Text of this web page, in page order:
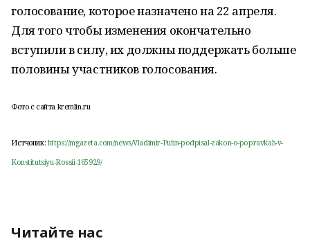
голосование, которое назначено на 22 апреля.
Для того чтобы изменения окончательно
вступили в силу, их должны поддержать больше
половины участников голосования.
Фото с сайта kremlin.ru
Истчоник: https://mgazeta.com/news/Vladimir-Putin-podpisal-zakon-o-popravkah-v-
Konstitutsiyu-Rossii-165929/
Читайте нас